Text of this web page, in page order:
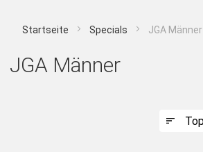
Startseite Specials JGA Männer
JGA Männer